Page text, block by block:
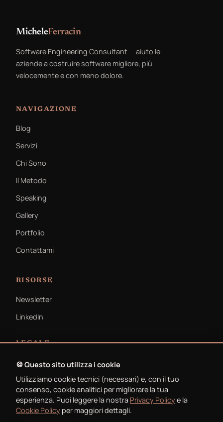
MicheleFerracin
Software Engineering Consultant — aiuto le
aziende a costruire software migliore, più
velocemente e con meno dolore.
NAVIGAZIONE
Blog
Servizi
Chi Sono
Il Metodo
Speaking
Gallery
Portfolio
Contattami
RISORSE
Newsletter
LinkedIn
LEGALE
Privacy Policy
Cookie Policy
🍪 Questo sito utilizza i cookie
Utilizziamo cookie tecnici (necessari) e, con il tuo
consenso, cookie analitici per migliorare la tua
esperienza. Puoi leggere la nostra Privacy Policye la
Cookie Policy per maggiori dettagli.